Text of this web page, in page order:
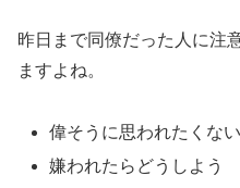
昨日まで同僚だった人に注
ますよね。
偉そうに思われたくない
嫌われたらどうしよう